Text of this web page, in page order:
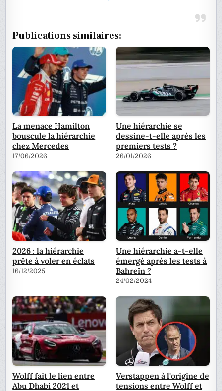
Publications similaires:
La menace Hamilton
bouscule la hiérarchie
chez Mercedes
17/06/2026
Une hiérarchie se
dessine-t-elle après les
premiers tests ?
26/01/2026
2026 : la hiérarchie
prête à voler en éclats
16/12/2025
Une hiérarchie a-t-elle
émergé après les tests à
Bahreïn ?
24/02/2024
Wolff fait le lien entre
Abu Dhabi 2021 et
Verstappen à l'origine de
tensions entre Wolff et